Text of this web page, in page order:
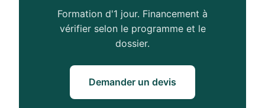
Formation d'1 jour. Financement à
vérifier selon le programme et le
dossier.
Demander un devis